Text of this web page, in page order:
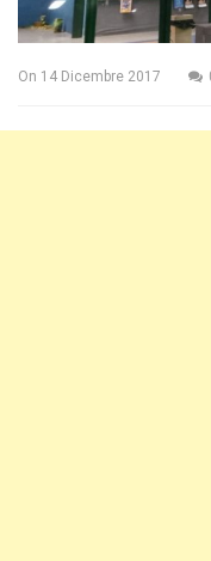
On 14 Dicembre 2017